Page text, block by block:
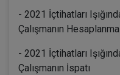
- 2021 İçtihatları
Çalışmanın
- 2021 İçtihatları
Çalışmanın İspatı